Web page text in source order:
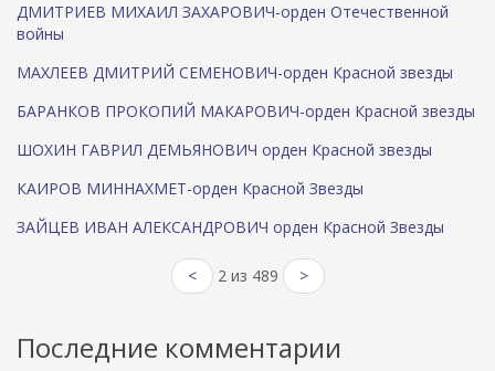
ДМИТРИЕВ МИХАИЛ ЗАХАРОВИЧ-орден Отечественной
войны
МАХЛЕЕВ ДМИТРИЙ СЕМЕНОВИЧ-орден Красной звезды
БАРАНКОВ ПРОКОПИЙ МАКАРОВИЧ-орден Красной звезды
ШОХИН ГАВРИЛ ДЕМЬЯНОВИЧ орден Красной звезды
КАИРОВ МИННАХМЕТ-орден Красной Звезды
ЗАЙЦЕВ ИВАН АЛЕКСАНДРОВИЧ орден Красной Звезды
< 2 из 489 >
Последние комментарии